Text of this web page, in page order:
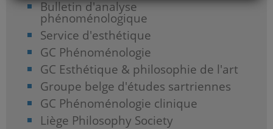
Bulletin d'analyse
phénoménologique
Service d'esthétique
GC Phénoménologie
GC Esthétique & philosophie de l'art
Groupe belge d'études sartriennes
GC Phénoménologie clinique
Liège Philosophy Society